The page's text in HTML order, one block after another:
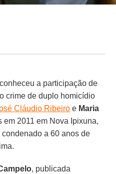
a participação de
crime de duplo homicídio
Cláudio Ribeiro e Maria
em 2011 em Nova Ipixuna,
a 60 anos de
, publicada